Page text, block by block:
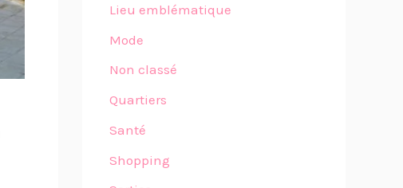
Lieu emblématique
Mode
Non classé
Quartiers
Santé
Shopping